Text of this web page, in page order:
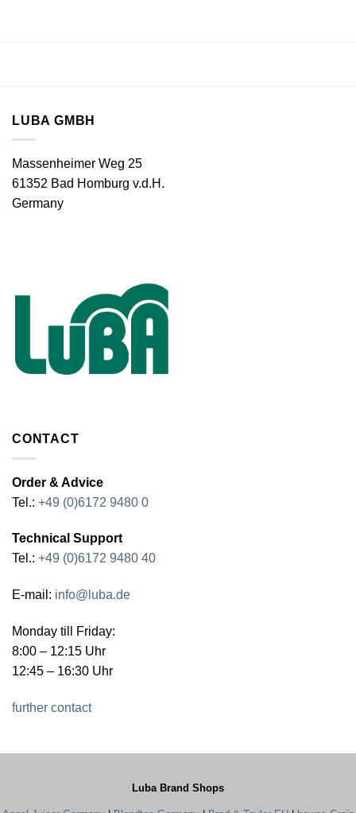
LUBA GMBH
Massenheimer Weg 25
61352 Bad Homburg v.d.H.
Germany
CONTACT
Order & Advice
Tel.: +49 (0)6172 9480 0
Technical Support
Tel.: +49 (0)6172 9480 40
E-mail: info@luba.de
Monday till Friday:
8:00 – 12:15 Uhr
12:45 – 16:30 Uhr
further contact
Luba Brand Shops